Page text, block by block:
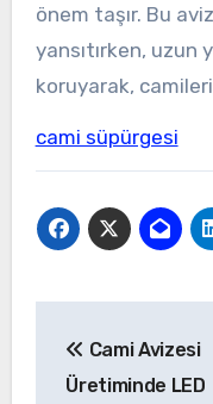
önem taşır. Bu
yansıtırken, uzun
koruyarak,
cami süpürgesi
gezinmesi
Cami Avizesi
Üretiminde LED